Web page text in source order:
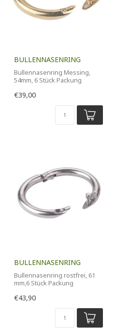
BULLENNASENRING
Bullennasenring Messing,
54mm, 6 Stück Packung
€39,00
BULLENNASENRING
Bullennasenring rostfrei, 61
mm,6 Stück Packung
€43,90